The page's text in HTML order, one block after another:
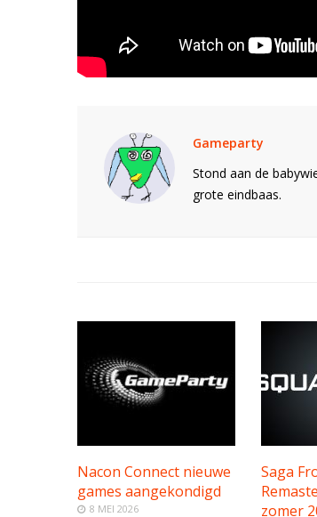
Gameparty
Stond aan de
grote eindbaas.
Nacon Connect nieuwe
games aangekondigd
8 MEI 2026
Saga
zomer